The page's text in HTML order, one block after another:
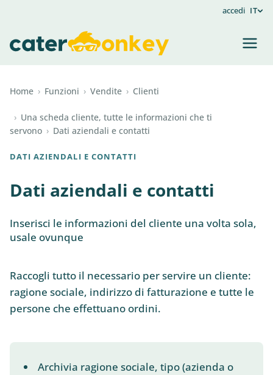
accedi IT
Home › Funzioni › Vendite › Clienti
› Una scheda cliente, tutte le informazioni che ti
servono › Dati aziendali e contatti
DATI AZIENDALI E CONTATTI
Dati aziendali e contatti
Inserisci le informazioni del cliente una volta sola,
usale ovunque
Raccogli tutto il necessario per servire un cliente:
ragione sociale, indirizzo di fatturazione e tutte le
persone che effettuano ordini.
Archivia ragione sociale, tipo (azienda o